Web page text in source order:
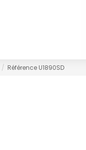
Référence U1890SD